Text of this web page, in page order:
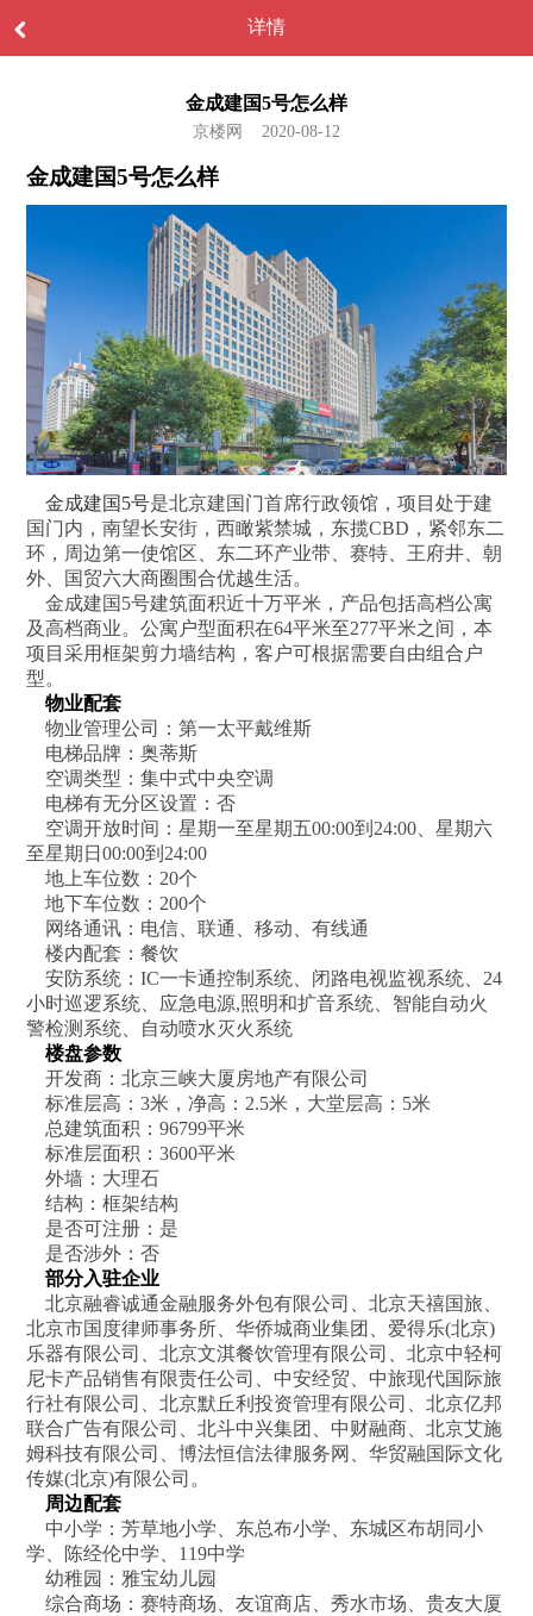
详情
金成建国5号怎么样
京楼网 2020-08-12
金成建国5号怎么样
金成建国5号是北京建国门首席行政领馆，项目处于建
国门内，南望长安街，西瞰紫禁城，东揽CBD，紧邻东二
环，周边第一使馆区、东二环产业带、赛特、王府井、朝
外、国贸六大商圈围合优越生活。
金成建国5号建筑面积近十万平米，产品包括高档公寓
及高档商业。公寓户型面积在64平米至277平米之间，本
项目采用框架剪力墙结构，客户可根据需要自由组合户
型。
物业配套
物业管理公司：第一太平戴维斯
电梯品牌：奥蒂斯
空调类型：集中式中央空调
电梯有无分区设置：否
空调开放时间：星期一至星期五00:00到24:00、星期六
至星期日00:00到24:00
地上车位数：20个
地下车位数：200个
网络通讯：电信、联通、移动、有线通
楼内配套：餐饮
安防系统：IC一卡通控制系统、闭路电视监视系统、24
小时巡逻系统、应急电源,照明和扩音系统、智能自动火
警检测系统、自动喷水灭火系统
楼盘参数
开发商：北京三峡大厦房地产有限公司
标准层高：3米，净高：2.5米，大堂层高：5米
总建筑面积：96799平米
标准层面积：3600平米
外墙：大理石
结构：框架结构
是否可注册：是
是否涉外：否
部分入驻企业
北京融睿诚通金融服务外包有限公司、北京天禧国旅、
北京市国度律师事务所、华侨城商业集团、爱得乐(北京)
乐器有限公司、北京文淇餐饮管理有限公司、北京中轻柯
尼卡产品销售有限责任公司、中安经贸、中旅现代国际旅
行社有限公司、北京默丘利投资管理有限公司、北京亿邦
联合广告有限公司、北斗中兴集团、中财融商、北京艾施
姆科技有限公司、博法恒信法律服务网、华贸融国际文化
传媒(北京)有限公司。
周边配套
中小学：芳草地小学、东总布小学、东城区布胡同小
学、陈经伦中学、119中学
幼稚园：雅宝幼儿园
综合商场：赛特商场、友谊商店、秀水市场、贵友大厦